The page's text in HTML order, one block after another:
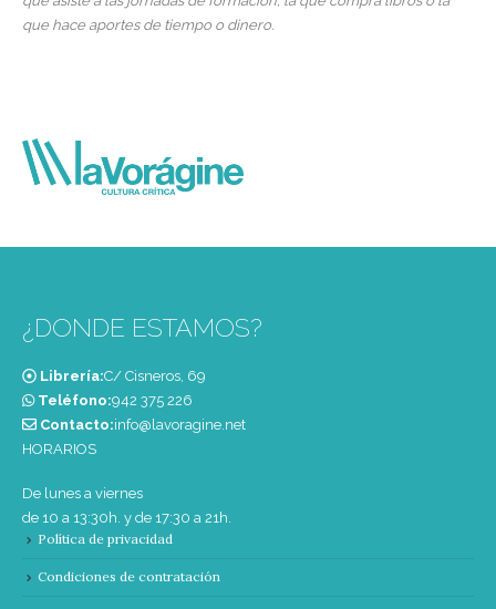
que hace aportes de tiempo o dinero.
¿DONDE ESTAMOS?
Librería:C/ Cisneros, 69
Teléfono:‭942 375 226‬
Contacto:info@lavoragine.net
HORARIOS
De lunes a viernes
de 10 a 13:30h. y de 17:30 a 21h.
Política de privacidad
Condiciones de contratación